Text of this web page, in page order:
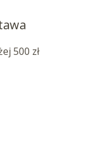
500 zł